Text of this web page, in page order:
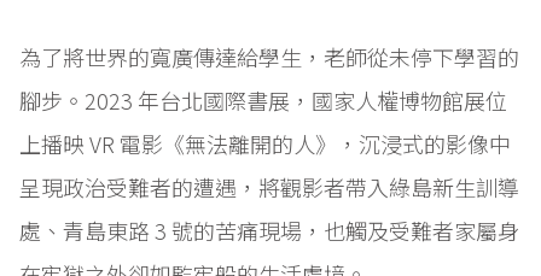
為了將世界的寬廣傳達給學生，老師從未停下學習的
腳步。2023 年台北國際書展，國家人權博物館展位
上播映 VR 電影《無法離開的人》，沉浸式的影像中
呈現政治受難者的遭遇，將觀影者帶入綠島新生訓導
處、青島東路 3 號的苦痛現場，也觸及受難者家屬身